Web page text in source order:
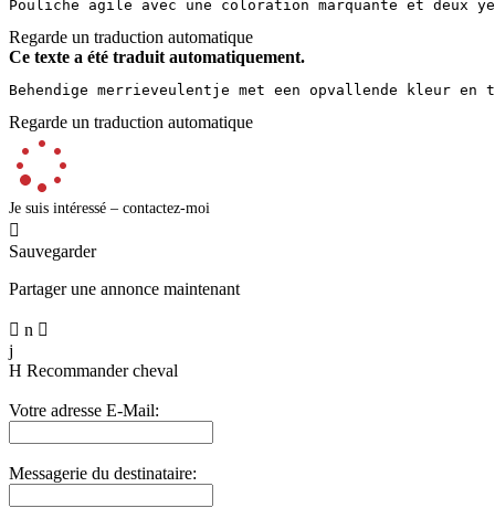
Pouliche agile avec une coloration marquante et deux
Regarde un traduction automatique
Ce texte a été traduit automatiquement.
Behendige merrieveulentje met een opvallende kleur
Regarde un traduction automatique
Je suis intéressé – contactez-moi

Sauvegarder
Partager une annonce maintenant
 n 
j
H Recommander cheval
Votre adresse E-Mail:
Messagerie du destinataire: